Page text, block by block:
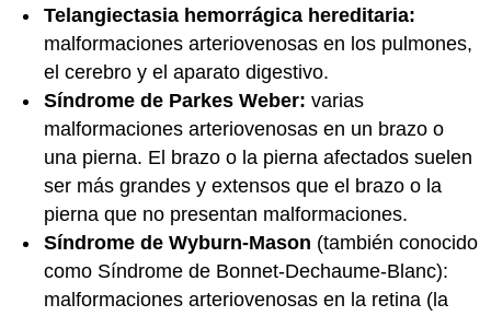
Telangiectasia hemorrágica hereditaria:
malformaciones arteriovenosas en los pulmones,
el cerebro y el aparato digestivo.
Síndrome de Parkes Weber: varias
malformaciones arteriovenosas en un brazo o
una pierna. El brazo o la pierna afectados suelen
ser más grandes y extensos que el brazo o la
pierna que no presentan malformaciones.
Síndrome de Wyburn-Mason (también conocido
como Síndrome de Bonnet-Dechaume-Blanc):
malformaciones arteriovenosas en la retina (la